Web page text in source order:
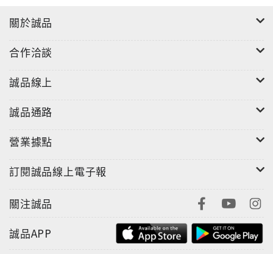
關於誠品
合作洽談
誠品線上
誠品通路
營業據點
訂閱誠品線上電子報
關注誠品
誠品APP